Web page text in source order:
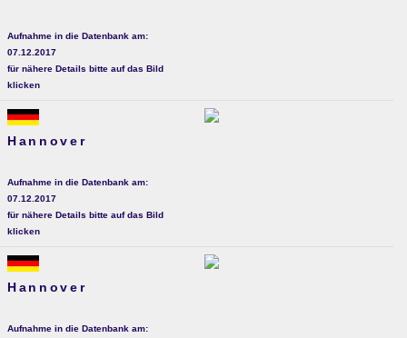
Aufnahme in die Datenbank am:
07.12.2017
für nähere Details bitte auf das Bild
klicken
Hannover
Aufnahme in die Datenbank am:
07.12.2017
für nähere Details bitte auf das Bild
klicken
Hannover
Aufnahme in die Datenbank am: